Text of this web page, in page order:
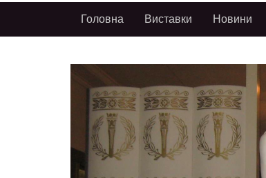
Головна Виставки Новини